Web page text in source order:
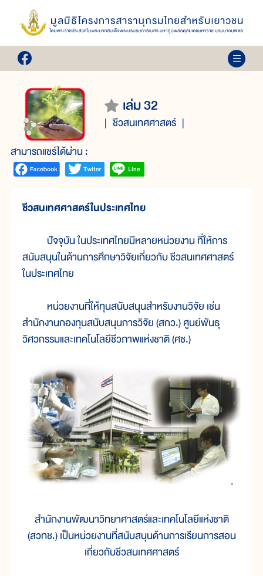
เล่ม 32
ชีวสนเทศศาสตร์
สามารถแชร์ได้ผ่าน :
ชีวสนเทศศาสตร์ในประเทศไทย
ปัจจุบัน ในประเทศไทยมีหลายหน่วยงาน ที่ให้การ
สนับสนุนในด้านการศึกษาวิจัยเกี่ยวกับ ชีวสนเทศศาสตร์
ในประเทศไทย
หน่วยงานที่ให้ทุนสนับสนุนสำหรับงานวิจัย เช่น
สำนักงานกองทุนสนับสนุนการวิจัย (สกว.) ศูนย์พันธุ
วิศวกรรมและเทคโนโลยีชีวภาพแห่งชาติ (ศช.)
สำนักงานพัฒนาวิทยาศาสตร์และเทคโนโลยีแห่งชาติ
(สวทช.) เป็นหน่วยงานที่สนับสนุนด้านการเรียนการสอน
เกี่ยวกับชีวสนเทศศาสตร์